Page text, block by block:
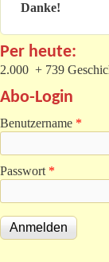
Danke!
Per heute:
2.000 + 739
Abo-Login
Benutzername *
Passwort *